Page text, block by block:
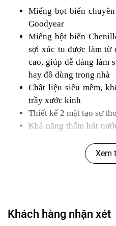
Miếng bọt biển
Goodyear
Miếng bột biển
sợi xúc tu được làm từ
cao, giúp dễ dàng làm
hay đồ dùng trong nhà
Chất liệu siêu mềm,
trầy xước kính
Thiết kế 2 mặt tạo sự
Khả năng thấm hút
Màu: Xanh dương
Xem
Khách hàng nhận xét